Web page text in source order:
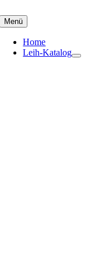
to
content
Menü
Home
Leih-Katalog